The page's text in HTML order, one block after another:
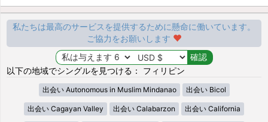
私たちは最高のサービスを提供するために懸命に働いています。
ご協力をお願いします
以下の地域でシングルを見つける： フィリピン
出会い Autonomous in Muslim Mindanao 出会い Bicol
出会い Cagayan Valley 出会い Calabarzon 出会い California